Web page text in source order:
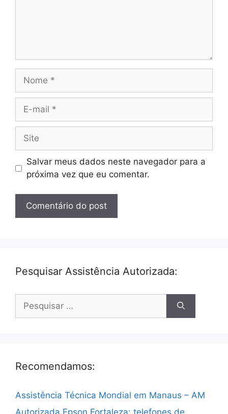
Nome
Site
Salvar meus dados neste navegador para a
próxima vez que eu comentar.
Pesquisar Assistência Autorizada:
por:
Recomendamos:
Assistência Técnica Mondial em Manaus – AM